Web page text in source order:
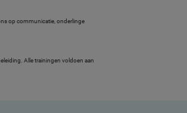
op communicatie, onderlinge
Alle trainingen voldoen aan